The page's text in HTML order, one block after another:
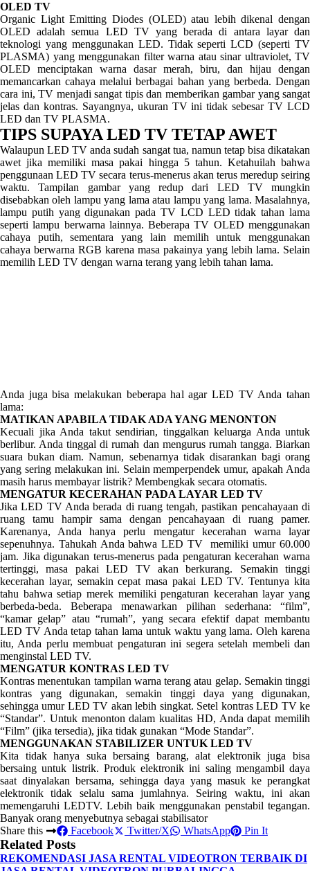
OLED TV
Organic Light Emitting Diodes (OLED) atau lebih dikenal dengan
OLED adalah semua LED TV yang berada di antara layar dan
teknologi yang menggunakan LED. Tidak seperti LCD (seperti TV
PLASMA) yang menggunakan filter warna atau sinar ultraviolet, TV
OLED menciptakan warna dasar merah, biru, dan hijau dengan
memancarkan cahaya melalui berbagai bahan yang berbeda. Dengan
cara ini, TV menjadi sangat tipis dan memberikan gambar yang sangat
jelas dan kontras. Sayangnya, ukuran TV ini tidak sebesar TV LCD
LED dan TV PLASMA.
TIPS SUPAYA LED TV TETAP AWET
Walaupun LED TV anda sudah sangat tua, namun tetap bisa dikatakan
awet jika memiliki masa pakai hingga 5 tahun. Ketahuilah bahwa
penggunaan LED TV secara terus-menerus akan terus meredup seiring
waktu. Tampilan gambar yang redup dari LED TV mungkin
disebabkan oleh lampu yang lama atau lampu yang lama. Masalahnya,
lampu putih yang digunakan pada TV LCD LED tidak tahan lama
seperti lampu berwarna lainnya. Beberapa TV OLED menggunakan
cahaya putih, sementara yang lain memilih untuk menggunakan
cahaya berwarna RGB karena masa pakainya yang lebih lama. Selain
memilih LED TV dengan warna terang yang lebih tahan lama.
Anda juga bisa melakukan beberapa hal agar LED TV Anda tahan
lama:
MATIKAN APABILA TIDAK ADA YANG MENONTON
Kecuali jika Anda takut sendirian, tinggalkan keluarga Anda untuk
berlibur. Anda tinggal di rumah dan mengurus rumah tangga. Biarkan
suara bukan diam. Namun, sebenarnya tidak disarankan bagi orang
yang sering melakukan ini. Selain memperpendek umur, apakah Anda
masih harus membayar listrik? Membengkak secara otomatis.
MENGATUR KECERAHAN PADA LAYAR LED TV
Jika LED TV Anda berada di ruang tengah, pastikan pencahayaan di
ruang tamu hampir sama dengan pencahayaan di ruang pamer.
Karenanya, Anda hanya perlu mengatur kecerahan warna layar
sepenuhnya. Tahukah Anda bahwa LED TV memiliki umur 60.000
jam. Jika digunakan terus-menerus pada pengaturan kecerahan warna
tertinggi, masa pakai LED TV akan berkurang. Semakin tinggi
kecerahan layar, semakin cepat masa pakai LED TV. Tentunya kita
tahu bahwa setiap merek memiliki pengaturan kecerahan layar yang
berbeda-beda. Beberapa menawarkan pilihan sederhana: “film”,
“kamar gelap” atau “rumah”, yang secara efektif dapat membantu
LED TV Anda tetap tahan lama untuk waktu yang lama. Oleh karena
itu, Anda perlu membuat pengaturan ini segera setelah membeli dan
menginstal LED TV.
MENGATUR KONTRAS LED TV
Kontras menentukan tampilan warna terang atau gelap. Semakin tinggi
kontras yang digunakan, semakin tinggi daya yang digunakan,
sehingga umur LED TV akan lebih singkat. Setel kontras LED TV ke
“Standar”. Untuk menonton dalam kualitas HD, Anda dapat memilih
“Film” (jika tersedia), jika tidak gunakan “Mode Standar”.
MENGGUNAKAN STABILIZER UNTUK LED TV
Kita tidak hanya suka bersaing barang, alat elektronik juga bisa
bersaing untuk listrik. Produk elektronik ini saling mengambil daya
saat dinyalakan bersama, sehingga daya yang masuk ke perangkat
elektronik tidak selalu sama jumlahnya. Seiring waktu, ini akan
memengaruhi LEDTV. Lebih baik menggunakan penstabil tegangan.
Banyak orang menyebutnya sebagai stabilisator
Share this
Facebook Twitter/X WhatsApp Pin It
Related Posts
REKOMENDASI JASA RENTAL VIDEOTRON TERBAIK DI